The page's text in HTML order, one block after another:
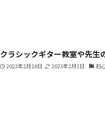
クラシックギター教室や先生
2022年2月10日 2023年2月1日 初